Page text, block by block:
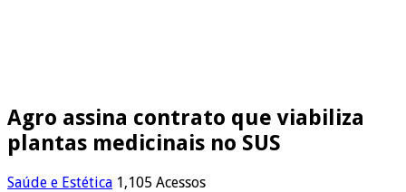
Agro assina contrato que viabiliza
plantas medicinais no SUS
Saúde e Estética 1,105 Acessos